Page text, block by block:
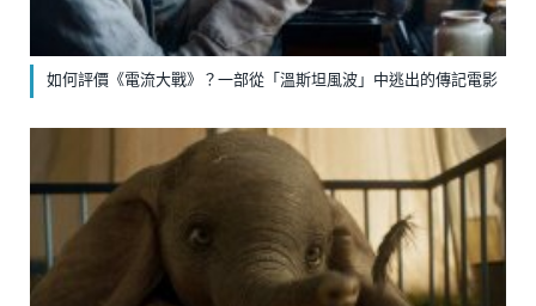
如何評價《電流大戰》？一部從「溫斯坦風波」中逃出的傳記電影